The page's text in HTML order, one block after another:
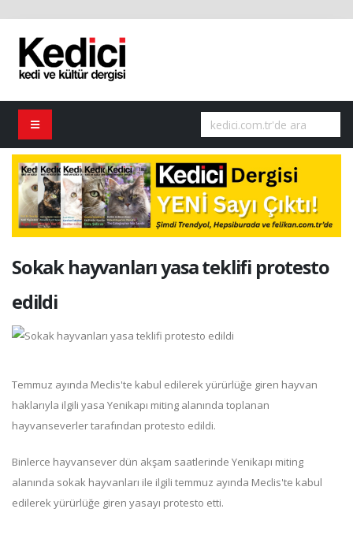
Sokak hayvanları yasa teklifi protesto
edildi
Temmuz ayında Meclis'te kabul edilerek yürürlüğe giren hayvan
haklarıyla ilgili yasa Yenikapı miting alanında toplanan
hayvanseverler tarafından protesto edildi.
Binlerce hayvansever dün akşam saatlerinde Yenikapı miting
alanında sokak hayvanları ile ilgili temmuz ayında Meclis'te kabul
edilerek yürürlüğe giren yasayı protesto etti.